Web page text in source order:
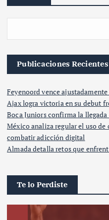
Publicaciones Recientes
Feyenoord vence
Ajax logra victoria en su debut
Boca Juniors confirma la
México analiza regular el uso de
combatir adicción digital
Almada detalla retos que
Te lo Perdiste